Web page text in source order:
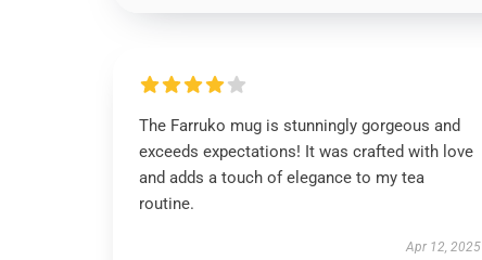
The Farruko mug is stunningly gorgeous and
exceeds expectations! It was crafted with love
and adds a touch of elegance to my tea
routine.
Apr 12, 2025